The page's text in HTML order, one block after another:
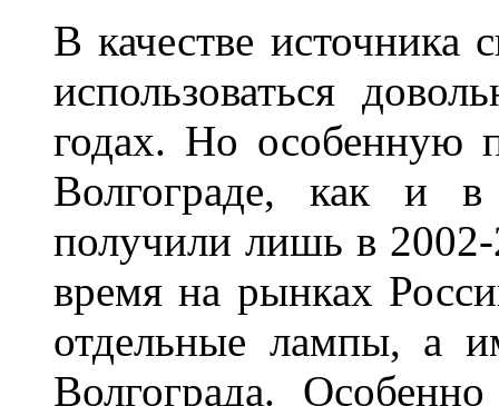
В качестве источника
использоваться
годах. Но особенную
Волгограде, как и
получили лишь в
время на рынках
отдельные лампы, а
Волгограда.